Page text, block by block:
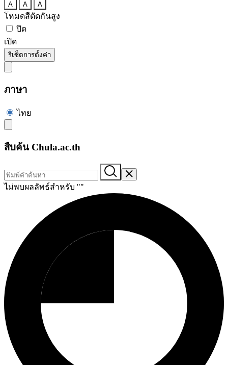
A A A
โหมดสีตัดกันสูง
ปิด
เปิด
รีเซ็ตการตั้งค่า
ภาษา
ไทย
สืบค้น Chula.ac.th
ไม่พบผลลัพธ์สำหรับ ""